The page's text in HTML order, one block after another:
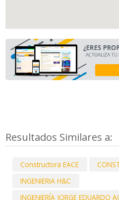
Resultados Similares a:
Constructora EACE
INGENIERIA H&C
INGENIERÍA JORGE EDUARDO